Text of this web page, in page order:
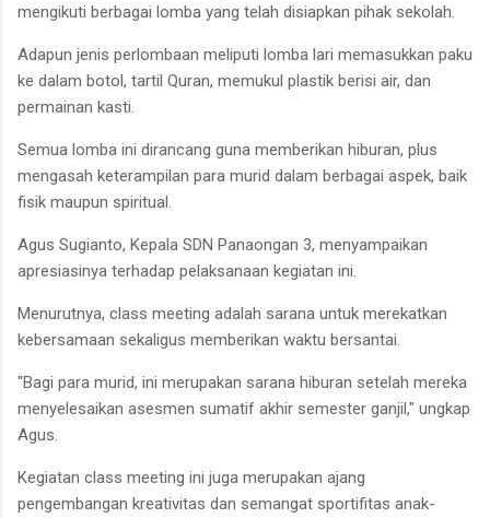
mengikuti berbagai lomba yang telah disiapkan pihak sekolah.
Adapun jenis perlombaan meliputi lomba lari memasukkan paku
ke dalam botol, tartil Quran, memukul plastik berisi air, dan
permainan kasti.
Semua lomba ini dirancang guna memberikan hiburan, plus
mengasah keterampilan para murid dalam berbagai aspek, baik
fisik maupun spiritual.
Agus Sugianto, Kepala SDN Panaongan 3, menyampaikan
apresiasinya terhadap pelaksanaan kegiatan ini.
Menurutnya, class meeting adalah sarana untuk merekatkan
kebersamaan sekaligus memberikan waktu bersantai.
"Bagi para murid, ini merupakan sarana hiburan setelah mereka
menyelesaikan asesmen sumatif akhir semester ganjil," ungkap
Agus.
Kegiatan class meeting ini juga merupakan ajang
pengembangan kreativitas dan semangat sportifitas anak-